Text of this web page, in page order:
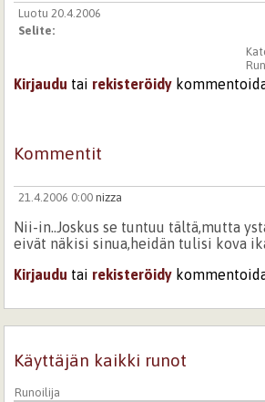
Luotu 20.4.2006
Selite:
Kirjaudu tai rekisteröidy
Kommentit
21.4.2006 0:00 nizza
Nii-in..Joskus se tuntuu tältä,mutta
eivät näkisi sinua,heidän tulisi kova
Kirjaudu tai rekisteröidy
Käyttäjän kaikki runot
Runoilija